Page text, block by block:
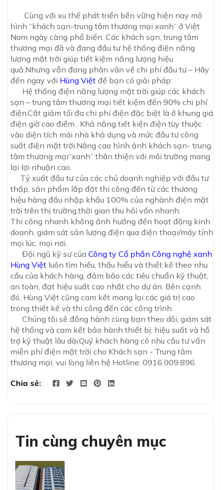
Cùng với xu thế phát triển bền vững hiện nay mô
hình “khách sạn-trung tâm thương mại xanh” ở Việt
Nam ngày càng phổ biến. Các khách sạn, trung tâm
thương mại đã và đang đầu tư hệ thống điện năng
lượng mặt trời giúp tiết kiệm năng lượng hiệu
quả.Nhưng vẫn đang phân vân về chi phí đầu tư – Hãy
đến ngay với Hùng Việt để bạn có giải pháp:
Hệ thống điện năng lượng mặt trời giúp các khách
sạn – trung tâm thương mại tiết kiệm đến 90% chi phí
điện.Cắt giảm tối đa chi phí điện đặc biệt là ở khung giá
điện giờ cao điểm . Khả năng tiết kiện điện tùy thuộc
vào diện tích mái nhà khả dụng và mức đầu tư công
suất điện mặt trời.Nâng cao hình ảnh khách sạn- trung
tâm thương mại“xanh” thân thiện với môi trường mang
lại lợi nhuận cao.
Tỷ xuất đầu tư của các chủ doanh nghiệp với đầu tư
thấp, sản phẩm lắp đặt thi công đến từ các thương
hiệu hàng đầu nhập khẩu 100% của nghành điện mặt
trời trên thị trường,thời gian thu hồi vốn nhanh.
Thi công nhanh không ảnh hưởng đến hoạt động kinh
doanh, giám sát sản lượng điện qua điện thoại/máy tính
mọi lúc, mọi nơi.
Đội ngũ kỹ sư của Công ty Cổ phần Công nghệ xanh
Hùng Việt luôn tìm hiểu, thấu hiểu và thiết kế theo nhu
cầu của khách hàng, đảm bảo các tiêu chuẩn kỹ thuật,
an toàn, đạt hiệu suất cao nhất cho dự án. Bên cạnh
đó, Hùng Việt cũng cam kết mang lại các giá trị cao
trong thiết kế và thi công đến các công trình.
Chúng tôi sẽ đồng hành cùng bạn theo dõi, giám sát
hệ thống và cam kết bảo hành thiết bị, hiệu suất và hỗ
trợ kỹ thuật lâu dài.Quý khách hàng có nhu cầu tư vấn
miễn phí điện mặt trời cho Khách sạn - Trung tâm
thương mại, vui lòng liên hệ Hotline: 0916.009.896.
Chia sẻ:
Tin cùng chuyên mục